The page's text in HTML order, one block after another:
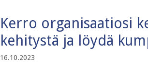
Kerro organisaatiosi
kehitystä ja löydä
16.10.2023